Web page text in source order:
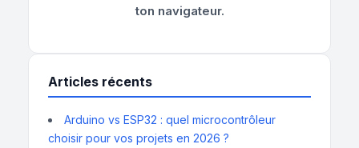
ton navigateur.
Articles récents
Arduino vs ESP32 : quel microcontrôleur
choisir pour vos projets en 2026 ?